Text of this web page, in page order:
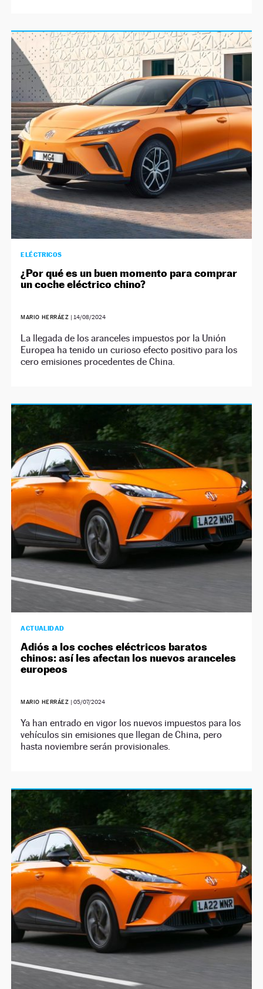
ELÉCTRICOS
¿Por qué es un buen momento para comprar
un coche eléctrico chino?
MARIO HERRÁEZ | 14/08/2024
La llegada de los aranceles impuestos por la Unión
Europea ha tenido un curioso efecto positivo para los
cero emisiones procedentes de China.
ACTUALIDAD
Adiós a los coches eléctricos baratos
chinos: así les afectan los nuevos aranceles
europeos
MARIO HERRÁEZ | 05/07/2024
Ya han entrado en vigor los nuevos impuestos para los
vehículos sin emisiones que llegan de China, pero
hasta noviembre serán provisionales.